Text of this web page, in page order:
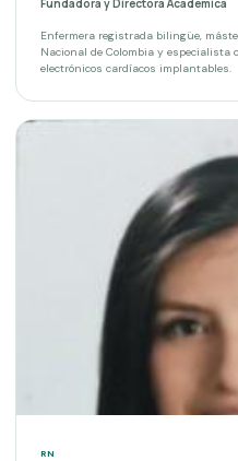
Fundadora y Directora Académica
Enfermera registrada bilingüe,
Nacional de Colombia y especialista
electrónicos cardíacos implantables.
RN